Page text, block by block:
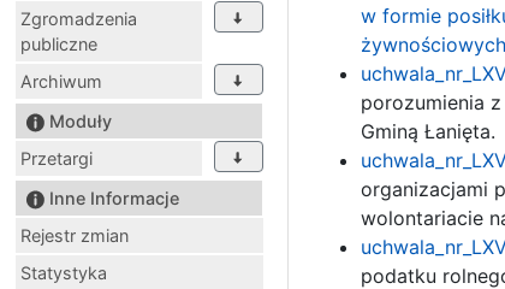
Zgromadzenia
publiczne
Archiwum
Moduły
Przetargi
Inne Informacje
Rejestr zmian
Statystyka
w formie
porozumienia
Gminą Łanięta.
organizacjami
wolontariacie
podatku